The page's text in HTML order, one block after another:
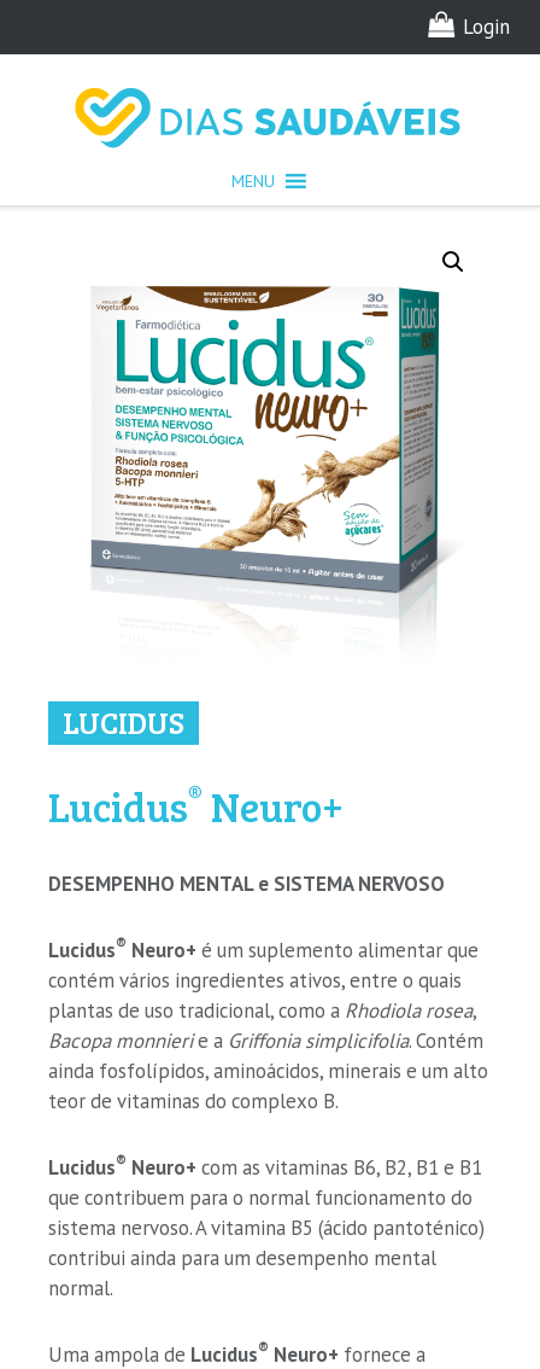
Login
MENU
LUCIDUS
Lucidus® Neuro+
DESEMPENHO MENTAL e SISTEMA NERVOSO
Lucidus® Neuro+ é um suplemento alimentar que
contém vários ingredientes ativos, entre o quais
plantas de uso tradicional, como a Rhodiola rosea,
Bacopa monnierie a Griffonia simplicifolia. Contém
ainda fosfolípidos, aminoácidos, minerais e um alto
teor de vitaminas do complexo B.
Lucidus® Neuro+ com as vitaminas B6, B2, B1 e B1
que contribuem para o normal funcionamento do
sistema nervoso. A vitamina B5 (ácido pantoténico)
contribui ainda para um desempenho mental
normal.
Uma ampola de Lucidus® Neuro+ fornece a